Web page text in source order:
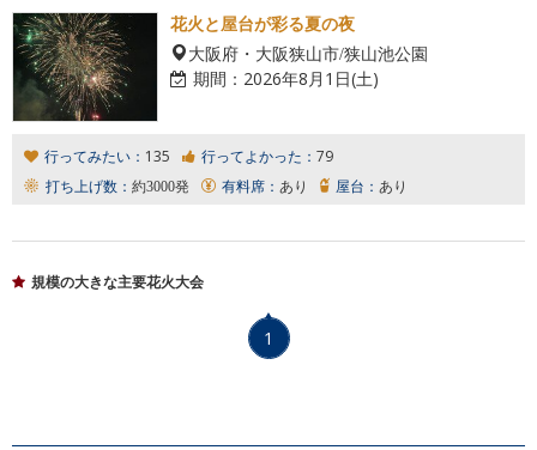
花火と屋台が彩る夏の夜
大阪府・大阪狭山市/狭山池公園
期間： 2026年8月1日(土)
行ってみたい： 135 行ってよかった： 79
打ち上げ数： 約3000発 有料席： あり 屋台： あり
規模の大きな主要花火大会
1